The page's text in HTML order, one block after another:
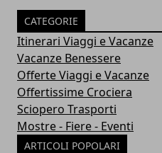
CATEGORIE
Itinerari Viaggi e Vacanze
Vacanze Benessere
Offerte Viaggi e Vacanze
Offertissime Crociera
Sciopero Trasporti
Mostre - Fiere - Eventi
ARTICOLI POPOLARI